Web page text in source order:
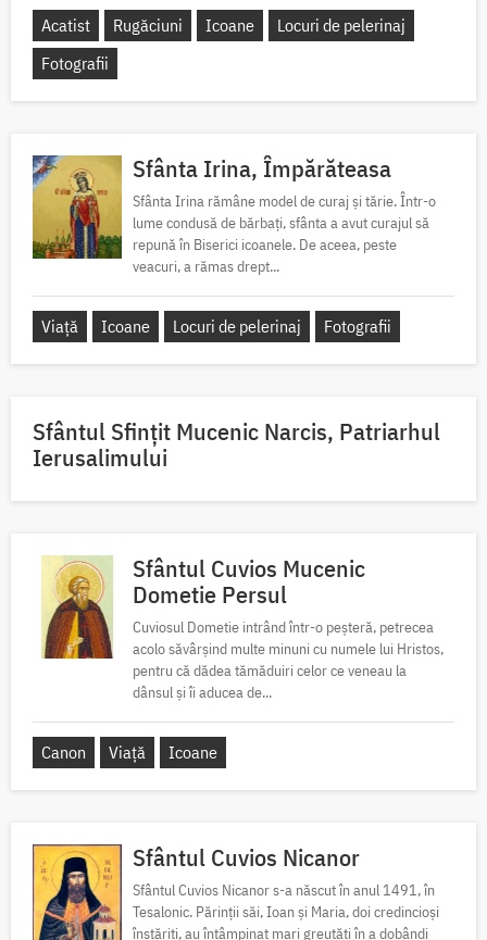
Acatist Rugăciuni Icoane
Locuri de pelerinaj
Fotografii
Sfânta Irina, Împărăteasa
Sfânta Irina rămâne model de curaj și tărie. Într-o
lume condusă de bărbați, sfânta a avut curajul să
repună în Biserici icoanele. De aceea, peste
veacuri, a rămas drept...
Viață Icoane Locuri de pelerinaj Fotografii
Sfântul Sfinţit Mucenic Narcis, Patriarhul
Ierusalimului
Sfântul Cuvios Mucenic
Dometie Persul
Cuviosul Dometie intrând într-o peșteră, petrecea
acolo săvârșind multe minuni cu numele lui Hristos,
pentru că dădea tămăduiri celor ce veneau la
dânsul și îi aducea de...
Canon Viață Icoane
Sfântul Cuvios Nicanor
Sfântul Cuvios Nicanor s-a născut în anul 1491, în
Tesalonic. Părinții săi, Ioan și Maria, doi credincioși
înstăriți, au întâmpinat mari greutăți în a dobândi